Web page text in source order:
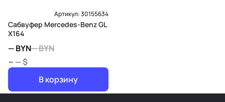
Артикул:30155634
Сабвуфер Mercedes-Benz GL
X164
—BYN—BYN
~ — $
В корзину